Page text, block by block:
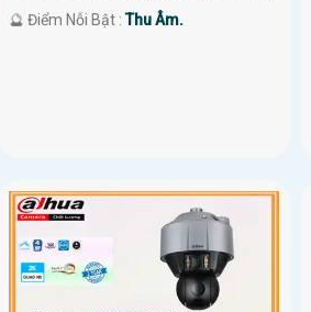
️🔮 Điểm Nỗi Bật :Thu Âm.